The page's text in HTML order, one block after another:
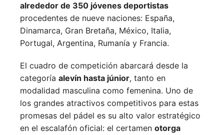
alrededor de 350 jóvenes deportistas
procedentes de nueve naciones: España,
Dinamarca, Gran Bretaña, México, Italia,
Portugal, Argentina, Rumanía y Francia.
El cuadro de competición abarcará desde la
categoría alevín hasta júnior, tanto en
modalidad masculina como femenina. Uno de
los grandes atractivos competitivos para estas
promesas del pádel es su alto valor estratégico
en el escalafón oficial: el certamen otorga